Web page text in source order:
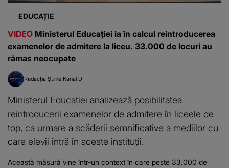
EDUCAȚIE
VIDEO Ministerul Educației ia în calcul reintroducerea
examenelor de admitere la liceu. 33.000 de locuri au
rămas neocupate
Redacția Știrile Kanal D
Ministerul Educației analizează posibilitatea
reintroducerii examenelor de admitere în liceele de
top, ca urmare a scăderii semnificative a mediilor cu
care elevii intră în aceste instituții.
Această măsură vine într-un context în care peste 33.000 de